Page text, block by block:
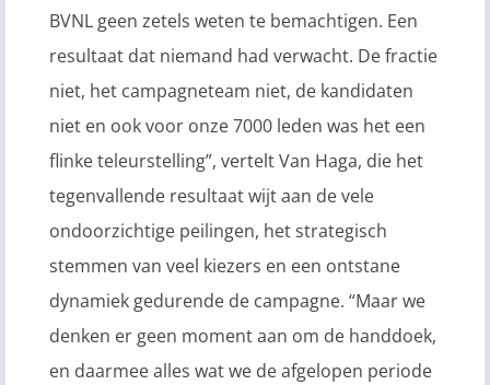
BVNL geen zetels weten te bemachtigen. Een
resultaat dat niemand had verwacht. De fractie
niet, het campagneteam niet, de kandidaten
niet en ook voor onze 7000 leden was het een
flinke teleurstelling”, vertelt Van Haga, die het
tegenvallende resultaat wijt aan de vele
ondoorzichtige peilingen, het strategisch
stemmen van veel kiezers en een ontstane
dynamiek gedurende de campagne. “Maar we
denken er geen moment aan om de handdoek,
en daarmee alles wat we de afgelopen periode